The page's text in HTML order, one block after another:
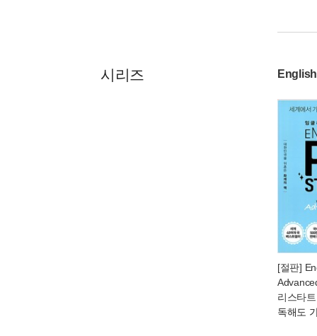
시리즈
[절판]
리스타트
독해도